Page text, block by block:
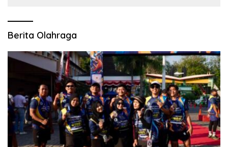
Berita Olahraga